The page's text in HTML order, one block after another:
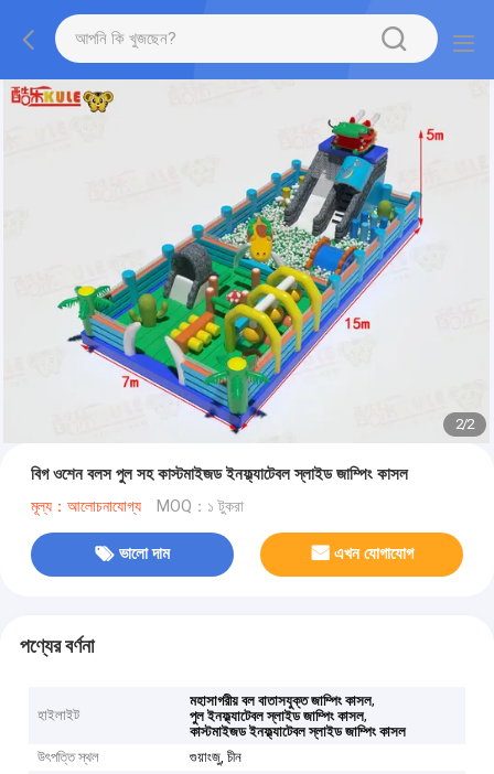
2/2
বিগ ওশেন বলস পুল সহ কাস্টমাইজড ইনফ্ল্যাটেবল স্লাইড জাম্পিং কাসল
মূল্য：আলোচনাযোগ্য MOQ：১ টুকরা
ভালো দাম এখন যোগাযোগ
পণ্যের বর্ণনা
হাইলাইট
মহাসাগরীয় বল বাতাসযুক্ত জাম্পিং কাসল,
পুল ইনফ্ল্যাটেবল স্লাইড জাম্পিং কাসল,
কাস্টমাইজড ইনফ্ল্যাটেবল স্লাইড জাম্পিং কাসল
উৎপত্তি স্থল
গুয়াংজু, চীন